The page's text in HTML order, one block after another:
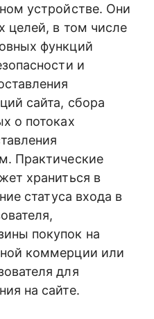
устройстве. Они
целей, в том числе
функций
и
сайта, сбора
о потоках
Практические
храниться в
статуса входа в
покупок на
коммерции или
для
на сайте.